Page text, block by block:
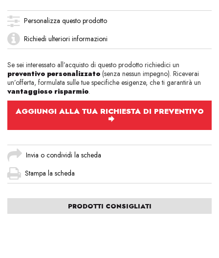
Personalizza questo prodotto
Richiedi ulteriori informazioni
Se sei interessato all’acquisto di questo prodotto richiedici un
preventivo personalizzato (senza nessun impegno). Riceverai
un’offerta, formulata sulle tue specifiche esigenze, che ti garantirà un
vantaggioso risparmio.
AGGIUNGI ALLA TUA RICHIESTA DI PREVENTIVO
Invia o condividi la scheda
Stampa la scheda
PRODOTTI CONSIGLIATI